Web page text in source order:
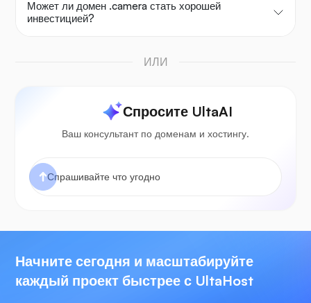
Может ли домен .camera стать хорошей
инвестицией?
ИЛИ
Спросите UltaAI
Ваш консультант по доменам и хостингу.
Начните сегодня и масштабируйте
каждый проект быстрее с UltaHost